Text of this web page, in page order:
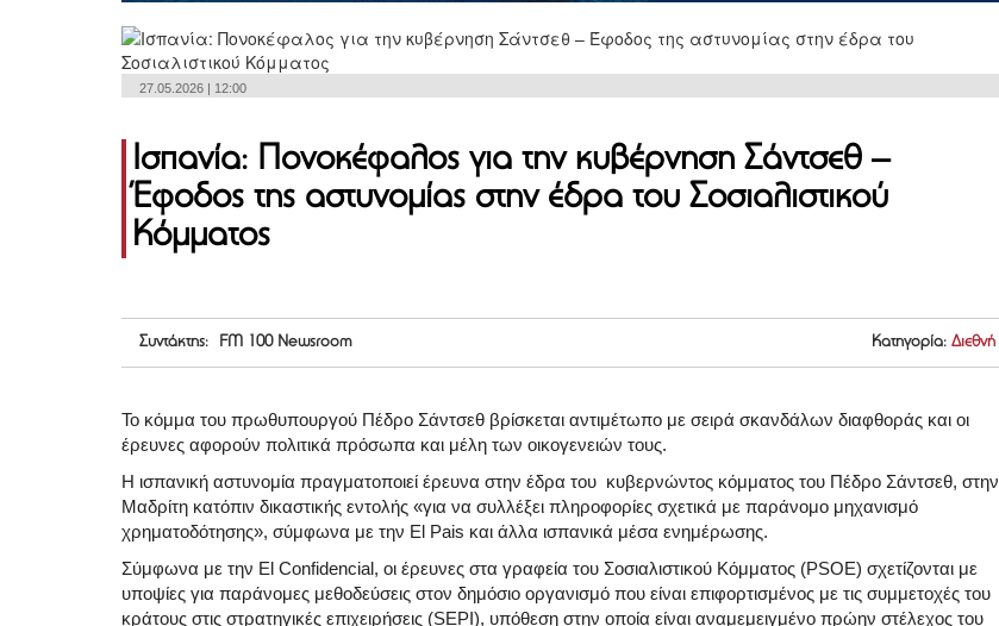
27.05.2026 | 12:00
Ισπανία: Πονοκέφαλος για την κυβέρνηση Σάντσεθ –
Έφοδος της αστυνομίας στην έδρα του Σοσιαλιστικού
Κόμματος
Συντάκτης: FM 100 Newsroom Κατηγορία: Διεθνή
Το κόμμα του πρωθυπουργού Πέδρο Σάντσεθ βρίσκεται αντιμέτωπο με σειρά σκανδάλων διαφθοράς και οι
έρευνες αφορούν πολιτικά πρόσωπα και μέλη των οικογενειών τους.
Η ισπανική αστυνομία πραγματοποιεί έρευνα στην έδρα του κυβερνώντος κόμματος του Πέδρο Σάντσεθ, στην
Μαδρίτη κατόπιν δικαστικής εντολής «για να συλλέξει πληροφορίες σχετικά με παράνομο μηχανισμό
χρηματοδότησης», σύμφωνα με την⁠ El Pais και άλλα ισπανικά μέσα ενημέρωσης.
Σύμφωνα με την El Confidencial, οι έρευνες στα γραφεία του Σοσιαλιστικού Κόμματος (PSOE) σχετίζονται με
υποψίες για παράνομες μεθοδεύσεις στον δημόσιο οργανισμό που είναι επιφορτισμένος με τις συμμετοχές του
κράτους στις στρατηγικές επιχειρήσεις (SEPI), υπόθεση στην οποία είναι αναμεμειγμένο πρώην στέλεχος του